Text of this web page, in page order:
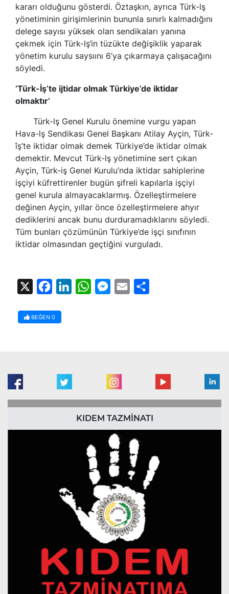
kararı olduğunu gösterdi. Öztaşkın, ayrıca Türk-lş
yönetiminin girişimlerinin bununla sınırlı kalmadığını
delege sayısı yüksek olan sendikaları yanına
çekmek için Türk-lş‘in tüzükte değişiklik yaparak
yönetim kurulu saysıını 6’ya çıkarmaya çalışacağını
söyledi.
‘Türk-İş’te ijtidar olmak Türkiye’de iktidar
olmaktır’
Türk-lş Genel Kurulu önemine vurgu yapan
Hava-lş Sendikası Genel Başkanı Atilay Ayçin, Türk-
îş’te iktidar olmak demek Türkiye’de iktidar olmak
demektir. Mevcut Türk-lş yönetimine sert çıkan
Ayçin, Türk-iş Genel Kurulu’nda iktidar sahiplerine
işçiyi küfrettirenler bugün şifreli kapılarla işçiyi
genel kurula almayacaklarmış. Özelleştirmelere
değinen Ayçin, yıllar önce özelleştirmelere ahyır
dediklerini ancak bunu durduramadıklarını söyledi.
Tüm bunları çözümünün Türkiye’de işçi sınıfının
iktidar olmasından geçtiğini vurguladı.
FacebookLinkedInWhatsAppMessenger
Email
BEĞEN 0
KIDEM TAZMİNATI